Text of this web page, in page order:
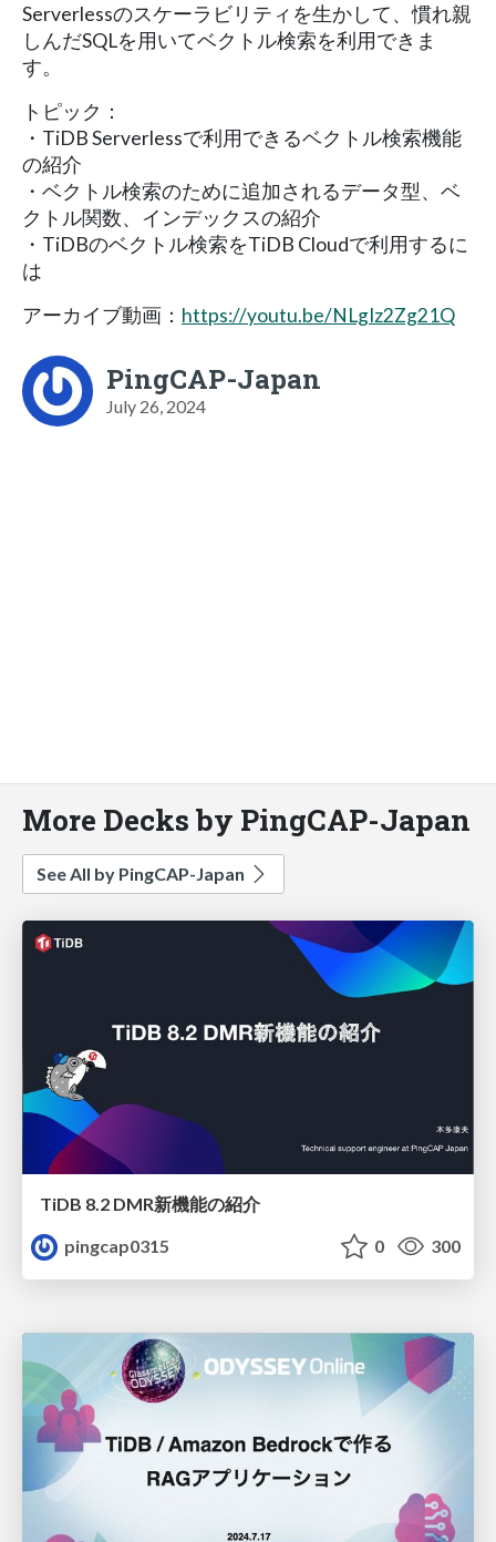
Serverlessのスケーラビリティを生かして、慣れ親
しんだSQLを用いてベクトル検索を利用できま
す。
トピック：
・TiDB Serverlessで利用できるベクトル検索機能
の紹介
・ベクトル検索のために追加されるデータ型、ベ
クトル関数、インデックスの紹介
・TiDBのベクトル検索をTiDB Cloudで利用するに
は
アーカイブ動画： https://youtu.be/NLgIz2Zg21Q
PingCAP-Japan
July 26, 2024
More Decks by PingCAP-Japan
See All by PingCAP-Japan
TiDB 8.2 DMR新機能の紹介
pingcap0315
0 300